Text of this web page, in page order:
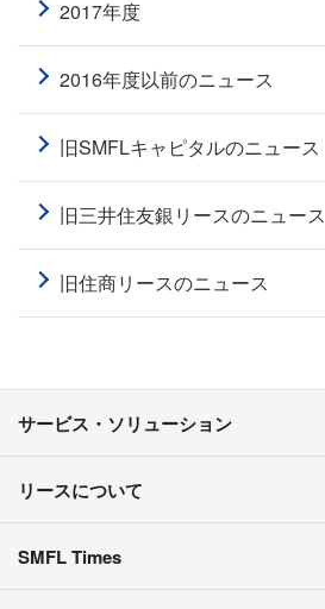
2017年度
2016年度以前のニュース
旧SMFLキャピタルのニュース
旧三井住友銀リースのニュース
旧住商リースのニュース
サービス・ソリューション
リースについて
SMFL Times